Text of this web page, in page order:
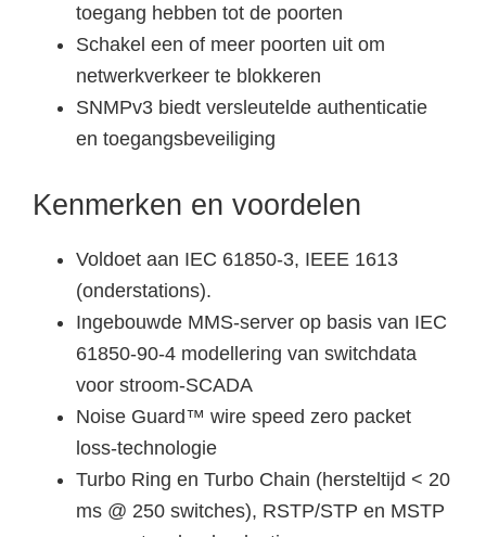
toegang hebben tot de poorten
Schakel een of meer poorten uit om
netwerkverkeer te blokkeren
SNMPv3 biedt versleutelde authenticatie
en toegangsbeveiliging
Kenmerken en voordelen
Voldoet aan IEC 61850-3, IEEE 1613
(onderstations).
Ingebouwde MMS-server op basis van IEC
61850-90-4 modellering van switchdata
voor stroom-SCADA
Noise Guard™ wire speed zero packet
loss-technologie
Turbo Ring en Turbo Chain (hersteltijd < 20
ms @ 250 switches), RSTP/STP en MSTP